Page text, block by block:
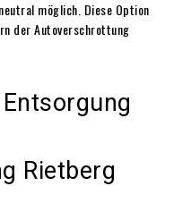
möglich. Diese Option
der Autoverschrottung
Rietberg